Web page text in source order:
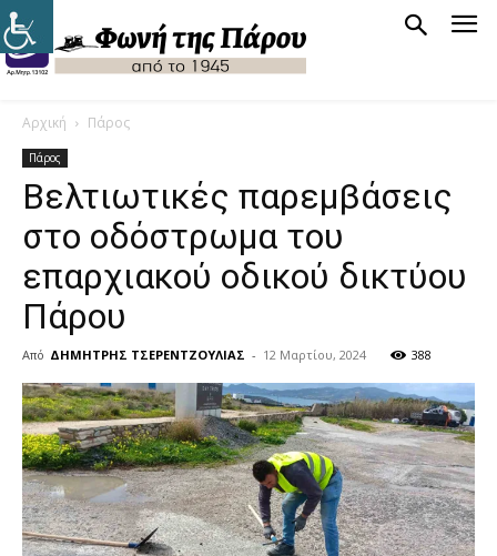
Αρχική Πάρος
Πάρος
Βελτιωτικές παρεμβάσεις
στο οδόστρωμα του
επαρχιακού οδικού δικτύου
Πάρου
Από ΔΗΜΗΤΡΗΣ ΤΣΕΡΕΝΤΖΟΥΛΙΑΣ - 12 Μαρτίου, 2024 388